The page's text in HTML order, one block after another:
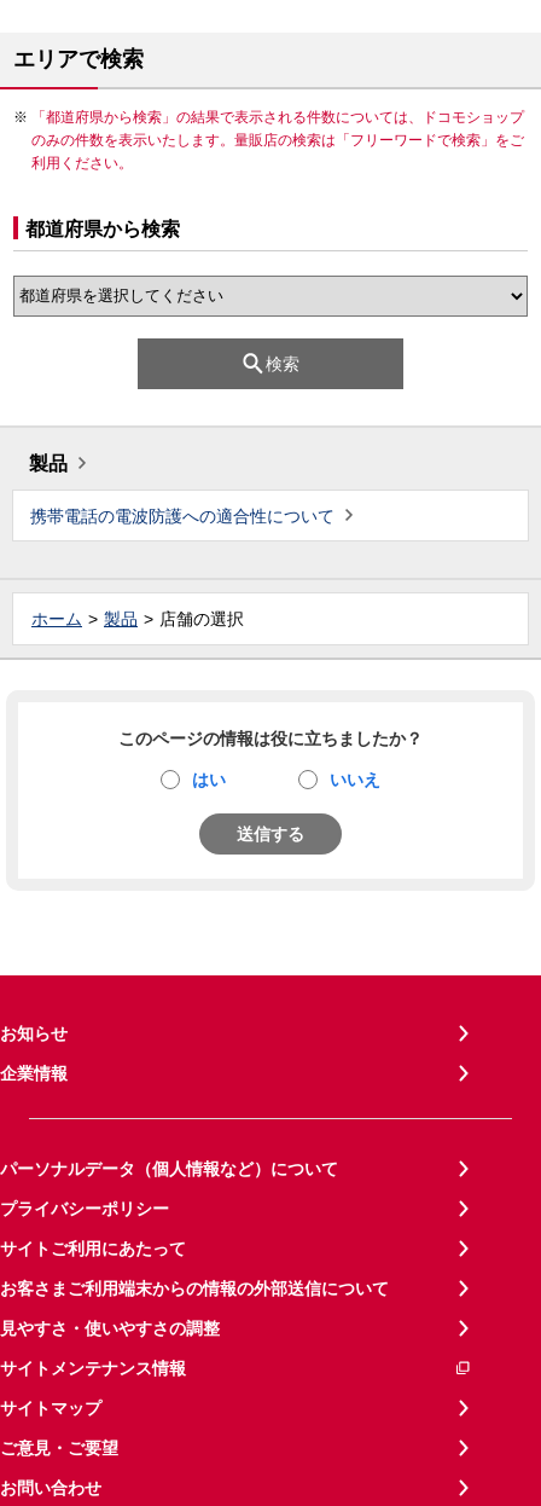
エリアで検索
「都道府県から検索」の結果で表示される件数については、ドコモショップ
のみの件数を表示いたします。量販店の検索は「フリーワードで検索」をご
利用ください。
都道府県から検索
検索
製品
携帯電話の電波防護への適合性について
ホーム 製品 店舗の選択
このページの情報は役に立ちましたか？
はい いいえ
送信する
お知らせ
企業情報
パーソナルデータ（個人情報など）について
プライバシーポリシー
サイトご利用にあたって
お客さまご利用端末からの情報の外部送信について
見やすさ・使いやすさの調整
サイトメンテナンス情報
サイトマップ
ご意見・ご要望
お問い合わせ